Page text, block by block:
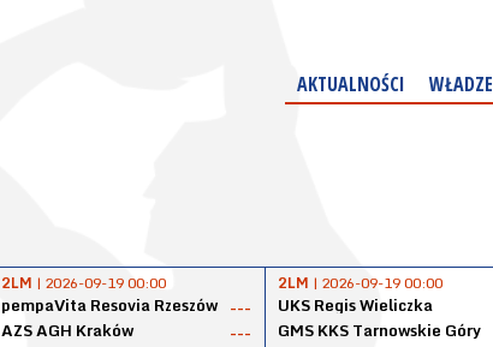
AKTUALNOŚCI WŁADZE
2LM | 2026-09-19 00:00
pempaVita Resovia Rzeszów ---
AZS AGH Kraków
---
2LM | 2026-09-19 00:00
UKS Regis Wieliczka
GMS KKS Tarnowskie Góry